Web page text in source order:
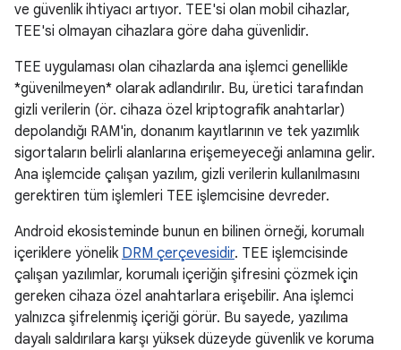
ve güvenlik ihtiyacı artıyor. TEE'si olan mobil cihazlar,
TEE'si olmayan cihazlara göre daha güvenlidir.
TEE uygulaması olan cihazlarda ana işlemci genellikle
*güvenilmeyen* olarak adlandırılır. Bu, üretici tarafından
gizli verilerin (ör. cihaza özel kriptografik anahtarlar)
depolandığı RAM'in, donanım kayıtlarının ve tek yazımlık
sigortaların belirli alanlarına erişemeyeceği anlamına gelir.
Ana işlemcide çalışan yazılım, gizli verilerin kullanılmasını
gerektiren tüm işlemleri TEE işlemcisine devreder.
Android ekosisteminde bunun en bilinen örneği, korumalı
içeriklere yönelik DRM çerçevesidir. TEE işlemcisinde
çalışan yazılımlar, korumalı içeriğin şifresini çözmek için
gereken cihaza özel anahtarlara erişebilir. Ana işlemci
yalnızca şifrelenmiş içeriği görür. Bu sayede, yazılıma
dayalı saldırılara karşı yüksek düzeyde güvenlik ve koruma